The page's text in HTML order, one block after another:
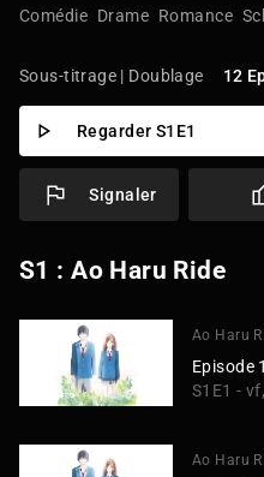
Comédie Drame Romance
Sous-titrage | Doublage 12
Regarder S1E1
Signaler
S1 : Ao Haru Ride
Ao Haru
Episode 1
S1E1 -
Ao Haru